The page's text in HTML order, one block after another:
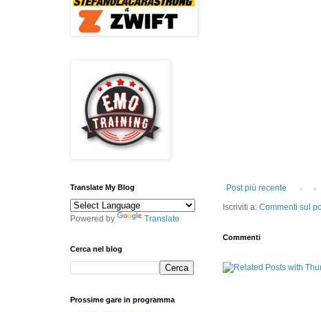
Post più recente
Iscriviti a: Commenti sul
Commenti
Translate My Blog
Powered by Translate
Cerca nel blog
Prossime gare in programma